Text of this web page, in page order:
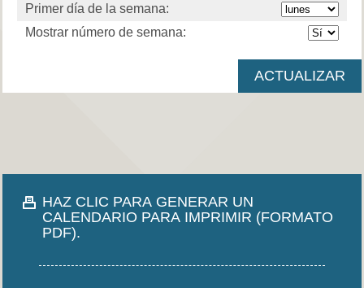
Primer día de la semana:
Mostrar número de semana:
HAZ CLIC PARA GENERAR UN
CALENDARIO PARA IMPRIMIR (FORMATO
PDF).